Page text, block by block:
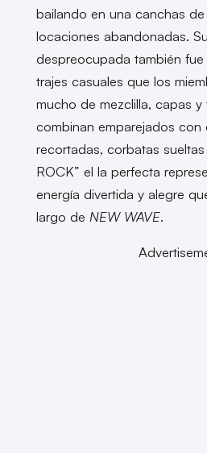
bailando en una canchas
locaciones abandonadas.
despreocupada también
trajes casuales que los
mucho de mezclilla, capas y
combinan emparejados con
recortadas, corbatas sueltas
ROCK” el la perfecta
energía divertida y alegre
largo de NEW WAVE.